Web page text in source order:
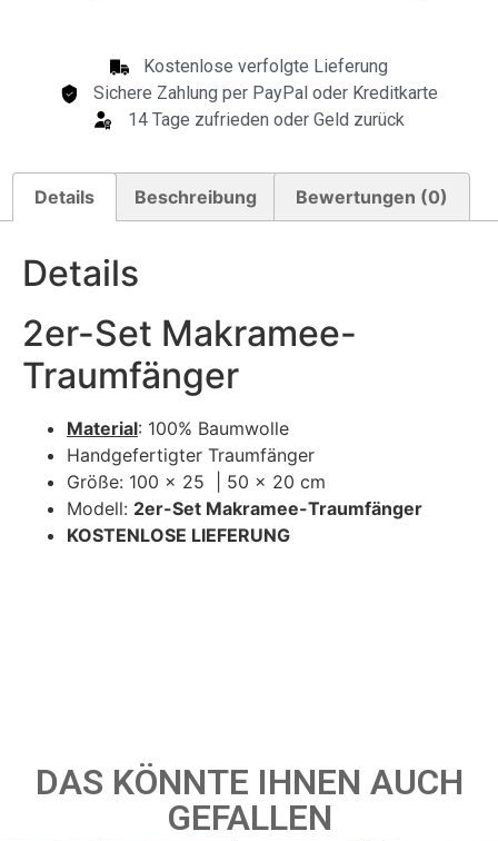
Kostenlose verfolgte Lieferung
Sichere Zahlung per PayPal oder Kreditkarte
14 Tage zufrieden oder Geld zurück
Details Beschreibung Bewertungen (0)
Details
2er-Set Makramee-
Traumfänger
Material: 100% Baumwolle
Handgefertigter Traumfänger
Größe: 100 x 25 | 50 x 20 cm
Modell: 2er-Set Makramee-Traumfänger
KOSTENLOSE LIEFERUNG
DAS KÖNNTE IHNEN AUCH
GEFALLEN